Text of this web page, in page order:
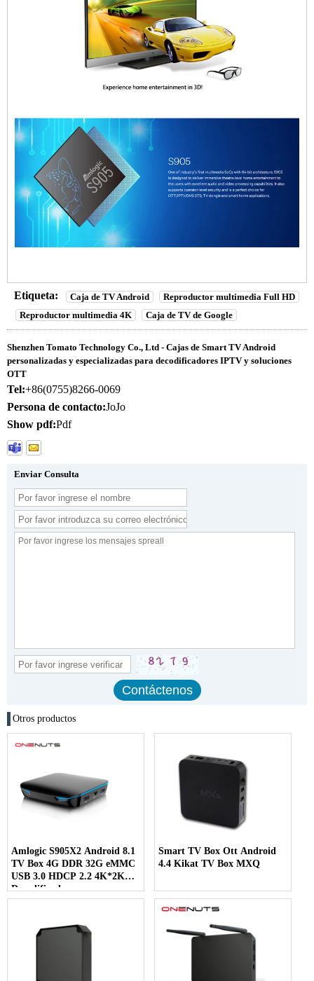
Etiqueta: Caja de TV Android
Reproductor multimedia Full HD
Reproductor multimedia 4K
Caja de TV de Google
Shenzhen Tomato Technology Co., Ltd - Cajas de Smart TV Android
personalizadas y especializadas para decodificadores IPTV y soluciones
OTT
Tel:+86(0755)8266-0069
Persona de contacto:JoJo
Show pdf:Pdf
Enviar Consulta
Otros productos
Amlogic S905X2 Android 8.1
TV Box 4G DDR 32G eMMC
USB 3.0 HDCP 2.2 4K*2K
Decodificador
Smart TV Box Ott Android
4.4 Kikat TV Box MXQ